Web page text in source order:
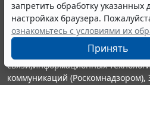
запретить обработку указанных
настройках браузера.
ознакомьтесь с условиями их
Принять
выпускается с 1990 года.
являются участниками
информации ГАРАНТ.
Портал ГАРАНТ.РУ
издания Федеральной службой
связи,информационных
коммуникаций